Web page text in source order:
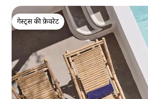
गेस्ट्स की फ़ेवरेट
गेस्ट्स की फ़ेवरेट